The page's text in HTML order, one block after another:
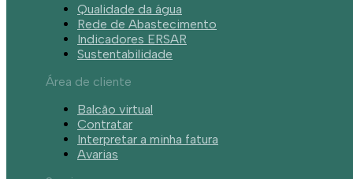
Qualidade da água
Rede de Abastecimento
Indicadores ERSAR
Sustentabilidade
Área de cliente
Balcão virtual
Contratar
Interpretar a minha fatura
Avarias